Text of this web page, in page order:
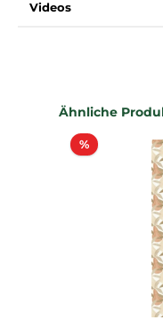
Videos
Produktgalerie
Ähnliche
%Rabatt